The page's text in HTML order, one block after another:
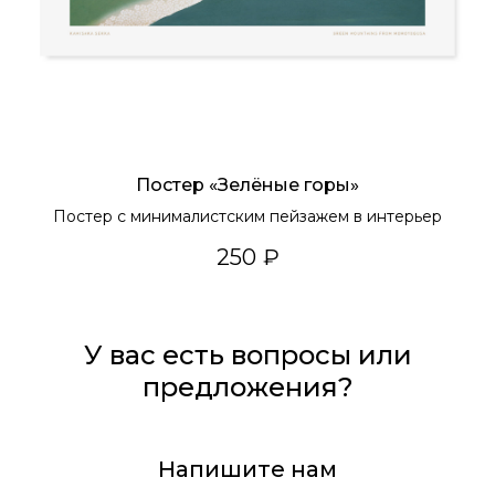
Постер «Зелёные горы»
Постер с минималистским пейзажем в интерьер
250 ₽
У вас есть вопросы или
предложения?
Напишите нам